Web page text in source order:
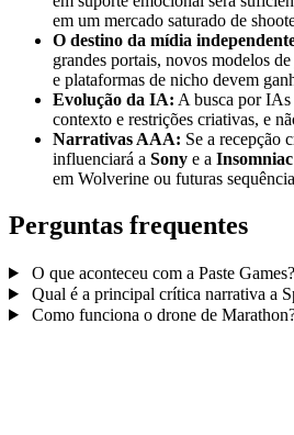
em um mercado saturado de
O destino da mídia
grandes portais, novos modelos
e plataformas de nicho devem
Evolução da IA: A busca por IAs
contexto e restrições criativas, e
Narrativas AAA: Se a recepção
influenciará a Sony e a Insomniac
em Wolverine ou futuras
Perguntas frequentes
O que aconteceu com a Paste Games?
Qual é a principal crítica narrativa a
Como funciona o drone de